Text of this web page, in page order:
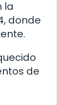
la
donde
de